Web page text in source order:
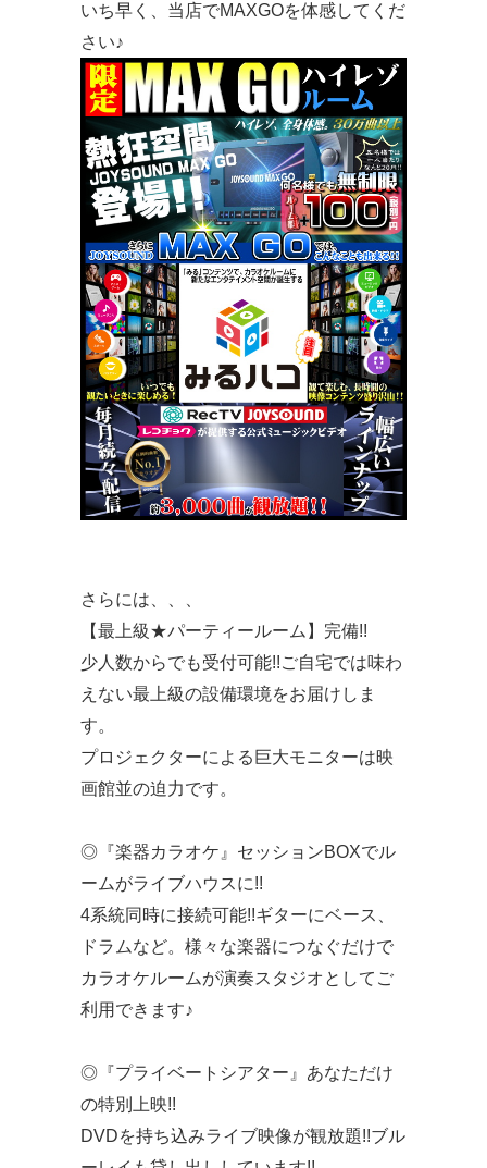
いち早く、当店でMAXGOを体感してくだ
さい♪
さらには、、、
【最上級★パーティールーム】完備!!
少人数からでも受付可能!!ご自宅では味わ
えない最上級の設備環境をお届けしま
す。
プロジェクターによる巨大モニターは映
画館並の迫力です。
◎『楽器カラオケ』セッションBOXでル
ームがライブハウスに!!
4系統同時に接続可能!!ギターにベース、
ドラムなど。様々な楽器につなぐだけで
カラオケルームが演奏スタジオとしてご
利用できます♪
◎『プライベートシアター』あなただけ
の特別上映!!
DVDを持ち込みライブ映像が観放題!!ブル